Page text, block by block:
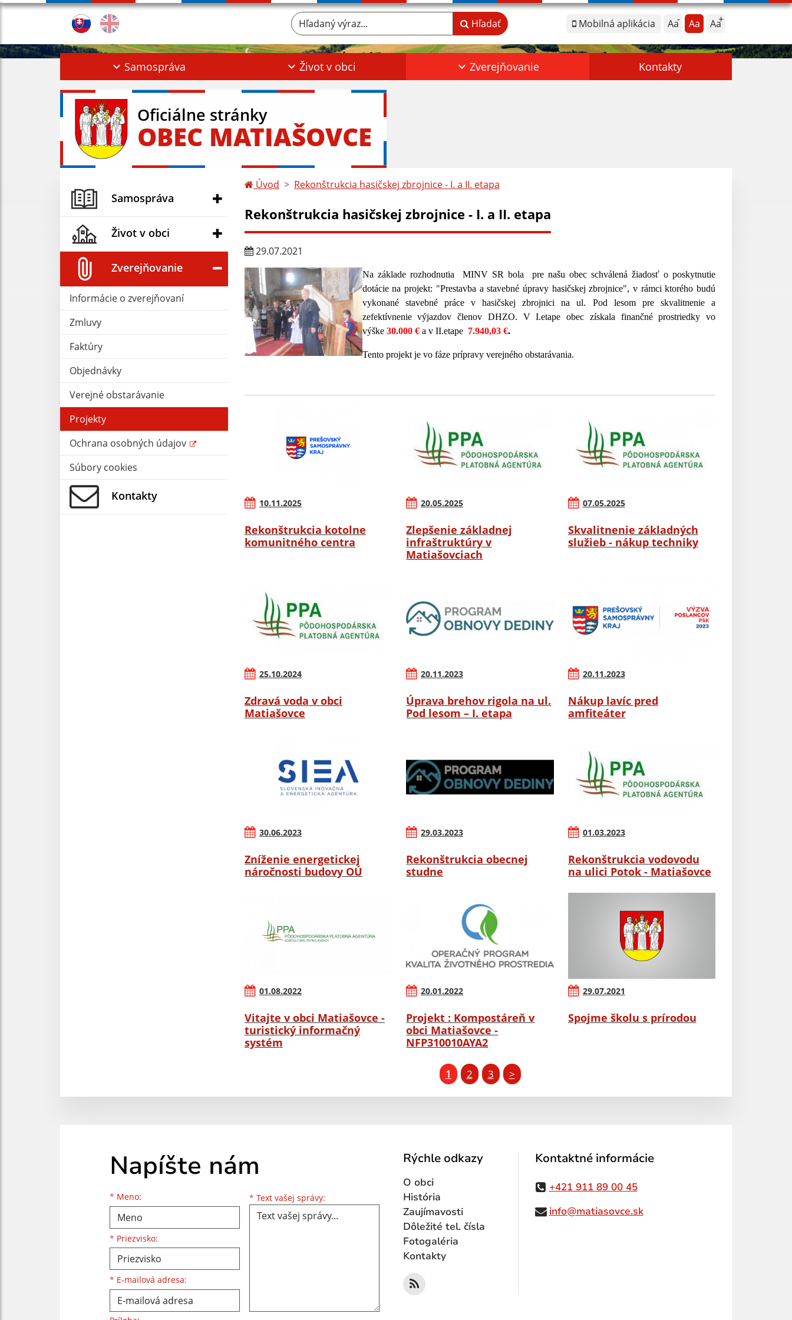
Mobilná aplikácia Aa Aa Aa
Hľadaný výraz... Hľadať
Samospráva Život v obci Zverejňovanie Kontakty
Oficiálne stránky
OBEC MATIAŠOVCE
Samospráva
Život v obci
Zverejňovanie
Informácie o zverejňovaní
Zmluvy
Faktúry
Objednávky
Verejné obstarávanie
Projekty
Ochrana osobných údajov
Súbory cookies
Kontakty
Úvod Rekonštrukcia hasičskej zbrojnice - I. a II. etapa
Rekonštrukcia hasičskej zbrojnice - I. a II. etapa
29.07.2021
Na základe rozhodnutia MINV SR bola pre našu obec schválená žiadosť o poskytnutie
dotácie na projekt: "Prestavba a stavebné úpravy hasičskej zbrojnice", v rámci ktorého budú
vykonané stavebné práce v hasičskej zbrojnici na ul. Pod lesom pre skvalitnenie a
zefektívnenie výjazdov členov DHZO. V I.etape obec získala finančné prostriedky vo
výške 30.000 € a v II.etape 7.940,03 €.
Tento projekt je vo fáze prípravy verejného obstarávania.
10.11.2025
Rekonštrukcia kotolne
komunitného centra
20.05.2025
Zlepšenie základnej
infraštruktúry v
Matiašovciach
07.05.2025
Skvalitnenie základných
služieb - nákup techniky
25.10.2024
Zdravá voda v obci
Matiašovce
20.11.2023
Úprava brehov rigola na ul.
Pod lesom – I. etapa
20.11.2023
Nákup lavíc pred
amfiteáter
30.06.2023
Zníženie energetickej
náročnosti budovy OÚ
29.03.2023
Rekonštrukcia obecnej
studne
01.03.2023
Rekonštrukcia vodovodu
na ulici Potok - Matiašovce
01.08.2022
Vitajte v obci Matiašovce -
turistický informačný
systém
20.01.2022
Projekt : Kompostáreň v
obci Matiašovce -
NFP310010AYA2
29.07.2021
Spojme školu s prírodou
1 2 3 >
Napíšte nám
* Meno:
Meno
* Priezvisko:
Priezvisko
* E-mailová adresa:
E-mailová adresa * Text vašej správy: Text vašej správy...
Rýchle odkazy
O obci
História
Zaujímavosti
Dôležité tel. čísla
Fotogaléria
Kontakty
Kontaktné informácie
+421 911 89 00 45
info@matiasovce.sk